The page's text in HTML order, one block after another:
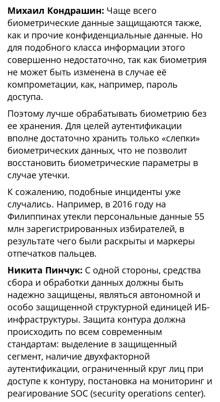
Михаил Кондрашин: Чаще всего
биометрические данные защищаются также,
как и прочие конфиденциальные данные. Но
для подобного класса информации этого
совершенно недостаточно, так как биометрия
не может быть изменена в случае её
компрометации, как, например, пароль
доступа.
Поэтому лучше обрабатывать биометрию без
ее хранения. Для целей аутентификации
вполне достаточно хранить только «слепки»
биометрических данных, что не позволит
восстановить биометрические параметры в
случае утечки.
К сожалению, подобные инциденты уже
случались. Например, в 2016 году на
Филиппинах утекли персональные данные 55
млн зарегистрированных избирателей, в
результате чего были раскрыты и маркеры
отпечатков пальцев.
Никита Пинчук: С одной стороны, средства
сбора и обработки данных должны быть
надежно защищены, являться автономной и
особо защищенной структурной единицей ИБ-
инфраструктуры. Защита контура должна
происходить по всем современным
стандартам: выделение в защищенный
сегмент, наличие двухфакторной
аутентификации, ограниченный круг лиц при
доступе к контуру, постановка на мониторинг и
реагирование SOC (security operations center).